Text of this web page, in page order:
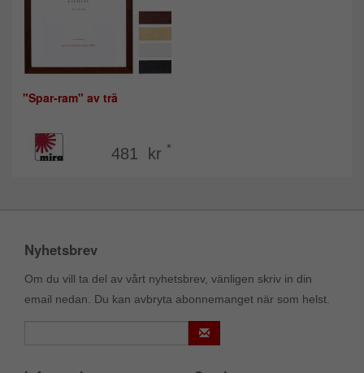
"Spar-ram" av trä
481 kr *
Nyhetsbrev
Om du vill ta del av vårt nyhetsbrev, vänligen skriv in din
email nedan. Du kan avbryta abonnemanget när som helst.